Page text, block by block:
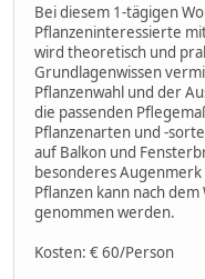
Bei diesem 1-tägigen
Pflanzeninteressierte
wird theoretisch und
Grundlagenwissen
Pflanzenwahl und der
die passenden
Pflanzenarten und -
auf Balkon und
besonderes
Pflanzen kann nach
genommen werden.
Kosten: € 60/Person